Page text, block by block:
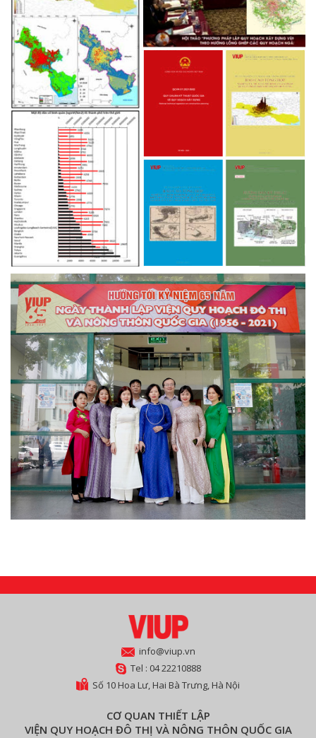
info@viup.vn
Tel : 04 22210888
Số 10 Hoa Lư, Hai Bà Trưng, Hà Nội
CƠ QUAN THIẾT LẬP
VIỆN QUY HOẠCH ĐÔ THỊ VÀ NÔNG THÔN QUỐC GIA